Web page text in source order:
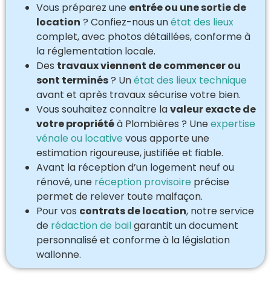
Vous préparez une entrée ou une sortie de
location ? Confiez-nous unétat des lieux
complet, avec photos détaillées, conforme à
la réglementation locale.
Des travaux viennent de commencer ou
sont terminés? Unétat des lieux technique
avant et après travaux sécurise votre bien.
Vous souhaitez connaître lavaleur exacte de
votre propriétéà Plombières ? Uneexpertise
vénale ou locative vous apporte une
estimation rigoureuse, justifiée et fiable.
Avant la réception d’un logement neuf ou
rénové, une réception provisoire précise
permet de relever toute malfaçon.
Pour vos contrats de location, notre service
de rédaction de bailgarantit un document
personnalisé et conforme à la législation
wallonne.